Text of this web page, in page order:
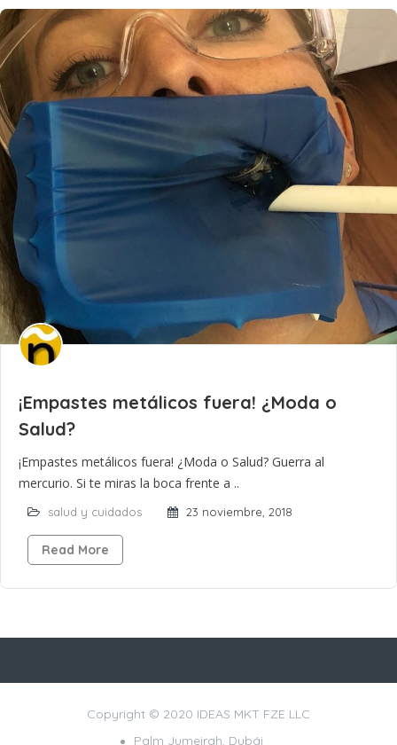
¡Empastes metálicos fuera! ¿Moda o
Salud?
¡Empastes metálicos fuera! ¿Moda o Salud? Guerra al
mercurio. Si te miras la boca frente a ..
salud y cuidados 23 noviembre, 2018
Read More
Copyright © 2020 IDEAS MKT FZE LLC
Palm Jumeirah, Dubái